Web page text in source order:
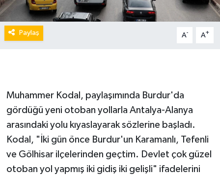
Paylaş A- A+
Muhammer Kodal, paylaşımında Burdur'da
gördüğü yeni otoban yollarla Antalya-Alanya
arasındaki yolu kıyaslayarak sözlerine başladı.
Kodal, "İki gün önce Burdur'un Karamanlı, Tefenli
ve Gölhisar ilçelerinden geçtim. Devlet çok güzel
otoban yol yapmış iki gidiş iki gelişli" ifadelerini